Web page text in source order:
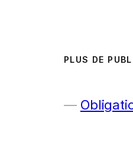
PLUS DE